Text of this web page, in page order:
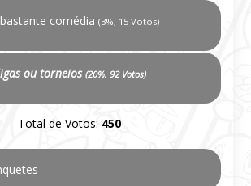
comédia (3%, 15 Votos)
ou torneios (20%, 92 Votos)
Total de Votos: 450